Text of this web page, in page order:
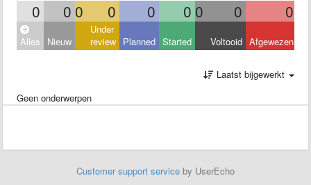
0 0 0 0 0 0 0 0 0
Alles Nieuw
Under
review Planned Started Voltooid Afgewezen
Laatst bijgewerkt
Geen onderwerpen
Customer support service by UserEcho